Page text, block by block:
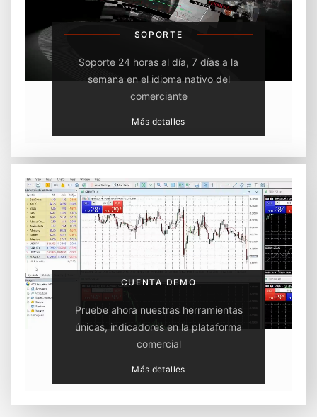
SOPORTE
Soporte 24 horas al día, 7 días a la
semana en el idioma nativo del
comerciante
Más detalles
CUENTA DEMO
Pruebe ahora nuestras herramientas
únicas, indicadores en la plataforma
comercial
Más detalles